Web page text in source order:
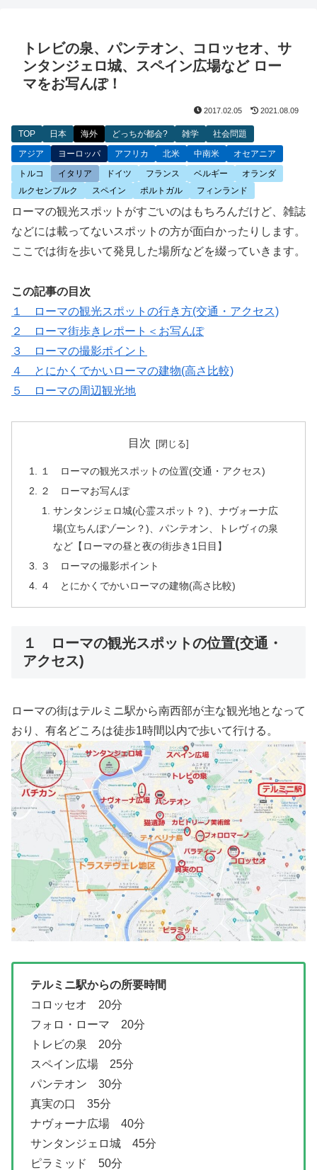
トレビの泉、パンテオン、コロッセオ、サ
ンタンジェロ城、スペイン広場など ロー
マをお写んぽ！
2017.02.05 2021.08.09
TOP 日本 海外 どっちが都会? 雑学 社会問題
アジア ヨーロッパ アフリカ 北米 中南米 オセアニア
トルコ イタリア ドイツ フランス ベルギー
オランダ
ルクセンブルク
スペイン ポルトガル フィンランド
ローマの観光スポットがすごいのはもちろんだけど、雑誌
などには載ってないスポットの方が面白かったりします。
ここでは街を歩いて発見した場所などを綴っていきます。
この記事の目次
１ ローマの観光スポットの行き方(交通・アクセス)
２ ローマ街歩きレポート＜お写んぽ
３ ローマの撮影ポイント
４ とにかくでかいローマの建物(高さ比較)
５ ローマの周辺観光地
目次
１ ローマの観光スポットの位置(交通・アクセス)
２ ローマお写んぽ
サンタンジェロ城(心霊スポット？)、ナヴォーナ広
場(立ちんぼゾーン？)、パンテオン、トレヴィの泉
など【ローマの昼と夜の街歩き1日目】
３ ローマの撮影ポイント
４ とにかくでかいローマの建物(高さ比較)
１ ローマの観光スポットの位置(交通・
アクセス)
ローマの街はテルミニ駅から南西部が主な観光地となって
おり、有名どころは徒歩1時間以内で歩いて行ける。
テルミニ駅からの所要時間
コロッセオ 20分
フォロ・ローマ 20分
トレビの泉 20分
スペイン広場 25分
パンテオン 30分
真実の口 35分
ナヴォーナ広場 40分
サンタンジェロ城 45分
ピラミッド 50分